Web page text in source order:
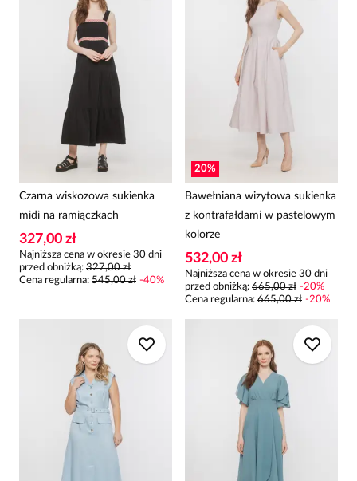
Czarna wiskozowa sukienka
midi na ramiączkach
327,00 zł
Najniższa cena w okresie 30 dni
przed obniżką: 327,00 zł
Cena regularna: 545,00 zł -40%
20%
Bawełniana wizytowa sukienka
z kontrafałdami w pastelowym
kolorze
532,00 zł
Najniższa cena w okresie 30 dni
przed obniżką: 665,00 zł -20%
Cena regularna: 665,00 zł -20%